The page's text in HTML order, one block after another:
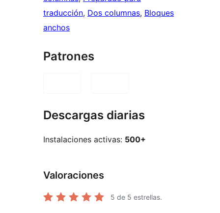
traducción, Dos columnas, Bloques
anchos
Patrones
Descargas diarias
Instalaciones activas: 500+
Valoraciones
5 de 5 estrellas.